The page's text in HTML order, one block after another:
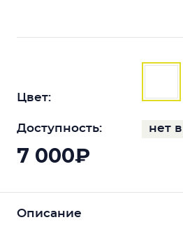
Цвет:
Доступность: нет
7 000₽
Описание